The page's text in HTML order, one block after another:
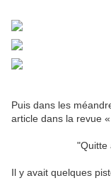
Puis dans les
article dans la revue
"Quitte
Il y avait quelques